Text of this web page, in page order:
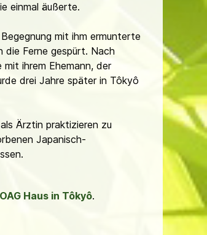
einmal äußerte.
mit ihm ermunterte
die Ferne gespürt. Nach
ihrem Ehemann, der
drei Jahre später in Tôkyô
Ärztin praktizieren zu
Japanisch-
OAG Haus in Tôkyô.